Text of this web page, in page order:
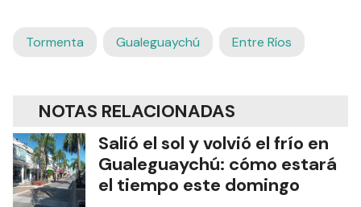
Tormenta Gualeguaychú Entre Ríos
NOTAS RELACIONADAS
Salió el sol y volvió el frío en
Gualeguaychú: cómo estará
el tiempo este domingo